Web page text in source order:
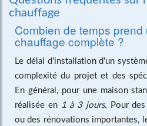
chauffage
Combien de temps
chauffage complète ?
Le délai d'installation d'un
complexité du projet et des
En général, pour une maison
réalisée en 1 à 3 jours. Pour
ou des rénovations importantes,